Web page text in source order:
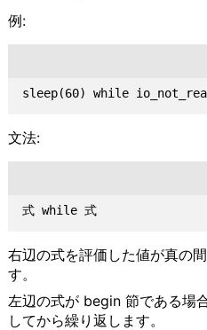
例:
文法:
式 while 式
右辺の式を評価した値が真の
す。
左辺の式が begin 節である場
してから繰り返します。